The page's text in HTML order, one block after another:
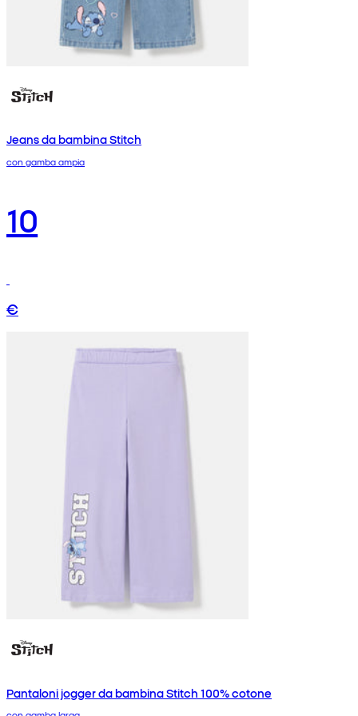
Jeans da bambina Stitch
con gamba ampia
10
€
Pantaloni jogger da bambina Stitch 100% cotone